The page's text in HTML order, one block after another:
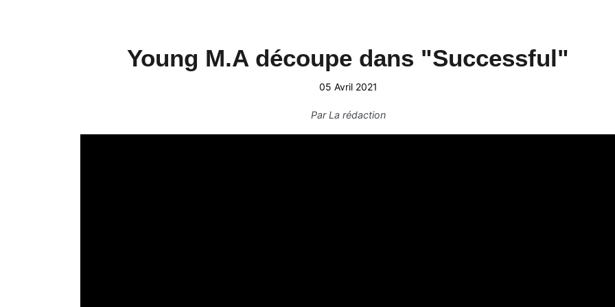
Young M.A découpe dans "Successful"
05 Avril 2021
ParLa rédaction